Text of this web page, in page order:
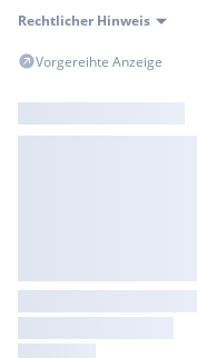
Rechtlicher Hinweis
Vorgereihte Anzeige